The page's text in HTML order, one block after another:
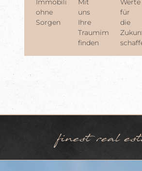
Immobilienverkauf
ohne
Sorgen
Mit
uns
Ihre
Traumimmobilie
finden
Werte
für
die
finest real